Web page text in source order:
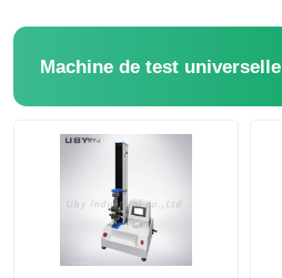
Machine de test universelle